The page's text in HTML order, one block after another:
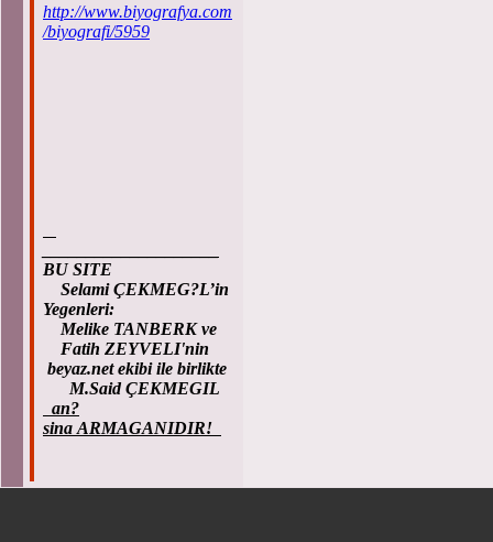
http://www.biyografya.com
/biyografi/5959
BU SITE
Selami ÇEKMEG?L’in
Yegenleri:
Melike TANBERK ve
Fatih ZEYVELI'nin
beyaz.net ekibi ile birlikte
M.Said ÇEKMEGIL
an?
sina ARMAGANIDIR!